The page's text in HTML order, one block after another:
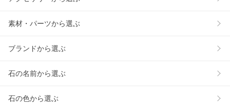
素材・パーツから選ぶ
ブランドから選ぶ
石の名前から選ぶ
石の色から選ぶ